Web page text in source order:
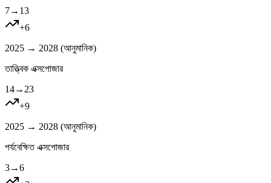
7→ 13
+6
2025 → 2028 (আনুমানিক)
তাত্ত্বিক এক্সপোজার
14→ 23
+9
2025 → 2028 (আনুমানিক)
পর্যবেক্ষিত এক্সপোজার
3→6